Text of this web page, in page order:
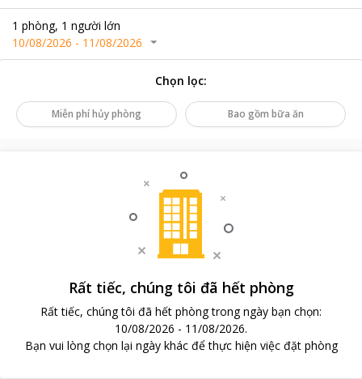
1 phòng, 1 người lớn
10/08/2026 - 11/08/2026
Chọn lọc:
Miễn phí hủy phòng Bao gồm bữa ăn
Rất tiếc, chúng tôi đã hết phòng
Rất tiếc, chúng tôi đã hết phòng trong ngày bạn chọn:
10/08/2026 - 11/08/2026.
Bạn vui lòng chọn lại ngày khác để thực hiện việc đặt phòng